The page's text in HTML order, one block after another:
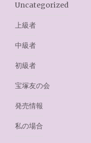
Uncategorized
上級者
中級者
初級者
宝塚友の会
発売情報
私の場合